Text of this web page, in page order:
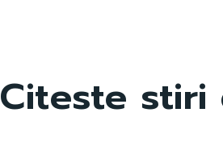
Citeste stiri